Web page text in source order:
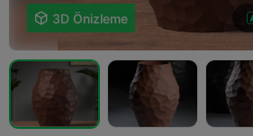
 3D Önizleme